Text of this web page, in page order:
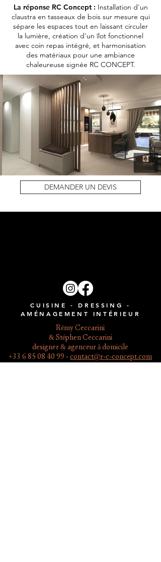
La réponse RC Concept : Installation d'un
claustra en tasseaux de bois sur mesure qui
sépare les espaces tout en laissant circuler
la lumière, création d'un îlot fonctionnel
avec coin repas intégré, et harmonisation
des matériaux pour une ambiance
chaleureuse signée RC CONCEPT.
DEMANDER UN DEVIS
CUISINE - DRESSING -
AMÉNAGEMENT INTÉRIEUR
Rémy Ceccarini
& Stéphen Ceccarini
designer & agenceur à domicile
+33 6 85 08 40 99 - contact@r-c-concept.com